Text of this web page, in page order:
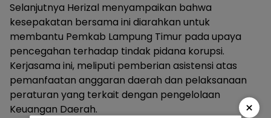
Selanjutnya Herizal menyampaikan bahwa
kesepakatan bersama ini diarahkan untuk
membantu Pemkab Lampung Timur pada upaya
pencegahan terhadap tindak pidana korupsi.
Kerjasama ini, meliputi pemberian asistensi atas
pemanfaatan anggaran daerah dan pelaksanaan
peraturan yang terkait dengan pengelolaan
Keuangan Daerah.
×